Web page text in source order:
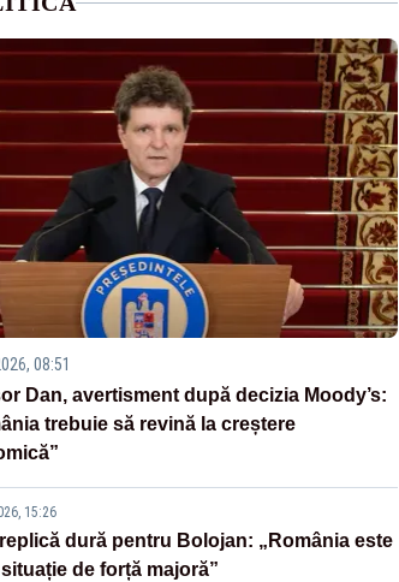
08:51
Dan, avertisment după decizia Moody’s:
trebuie să revină la creștere
15:26
replică dură pentru Bolojan: „România este
de forță majoră”